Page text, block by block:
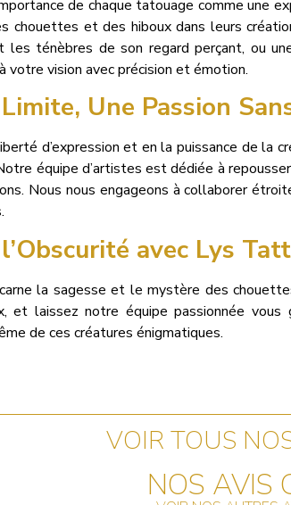
de chaque tatouage comme une
chouettes et des hiboux dans leurs
les ténèbres de son regard perçant, ou
votre vision avec précision et émotion.
Une Passion
d’expression et en la puissance de
équipe d’artistes est dédiée à
Nous nous engageons à collaborer
avec Lys
la sagesse et le mystère des
et laissez notre équipe passionnée
de ces créatures énigmatiques.
VOIR TOUS
NOS AVIS